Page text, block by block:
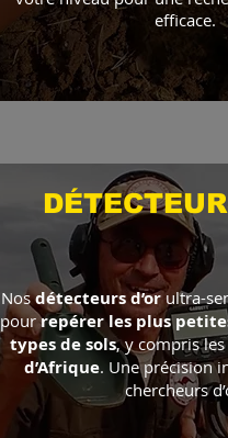
efficace.
Nosdétecteurs d’orultra-
pourrepérer les plus
types de sols, y compris les
d’Afrique. Une précision
chercheurs